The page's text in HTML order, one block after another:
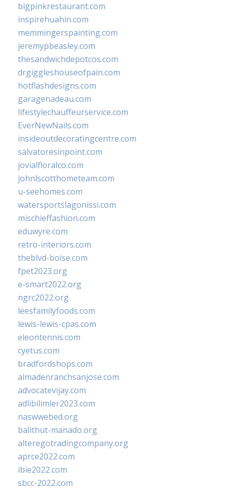
bigpinkrestaurant.com
inspirehuahin.com
memmingerspainting.com
jeremypbeasley.com
thesandwichdepotcos.com
drgiggleshouseofpain.com
hotflashdesigns.com
garagenadeau.com
lifestylechauffeurservice.com
EverNewNails.com
insideoutdecoratingcentre.com
salvatoresinpoint.com
jovialfloralco.com
johnlscotthometeam.com
u-seehomes.com
watersportslagonissi.com
mischieffashion.com
eduwyre.com
retro-interiors.com
theblvd-boise.com
fpet2023.org
e-smart2022.org
ngrc2022.org
leesfamilyfoods.com
lewis-lewis-cpas.com
eleontennis.com
cyetus.com
bradfordshops.com
almadenranchsanjose.com
advocatevijay.com
adlibilimler2023.com
naswwebed.org
balithut-manado.org
alteregotradingcompany.org
aprce2022.com
ibie2022.com
sbcc-2022.com